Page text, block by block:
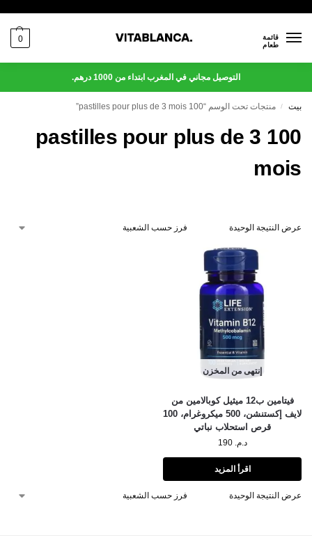
قائمة
طعام
0
التوصيل مجاني في المغرب ابتداء من 1000 درهم.
بيت / منتجات تحت الوسم “100 pastilles pour plus de 3 mois”
100 pastilles pour plus de 3
mois
عرض النتيجة الوحيدة
إنتهى من المخزن
فيتامين ب12 ميثيل كوبالامين من
لايف إكستنشن، 500 ميكروغرام، 100
قرص استحلاب نباتي
د.م. 190
اقرأ المزيد
عرض النتيجة الوحيدة